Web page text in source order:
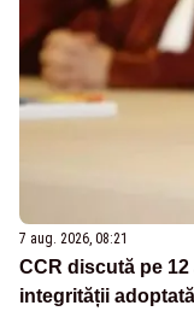
7 aug. 2026, 08:21
CCR discută pe
integrității